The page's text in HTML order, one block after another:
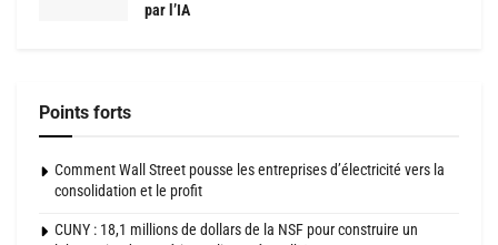
par l’IA
Points forts
Comment Wall Street pousse les entreprises d’électricité vers la
consolidation et le profit
CUNY : 18,1 millions de dollars de la NSF pour construire un